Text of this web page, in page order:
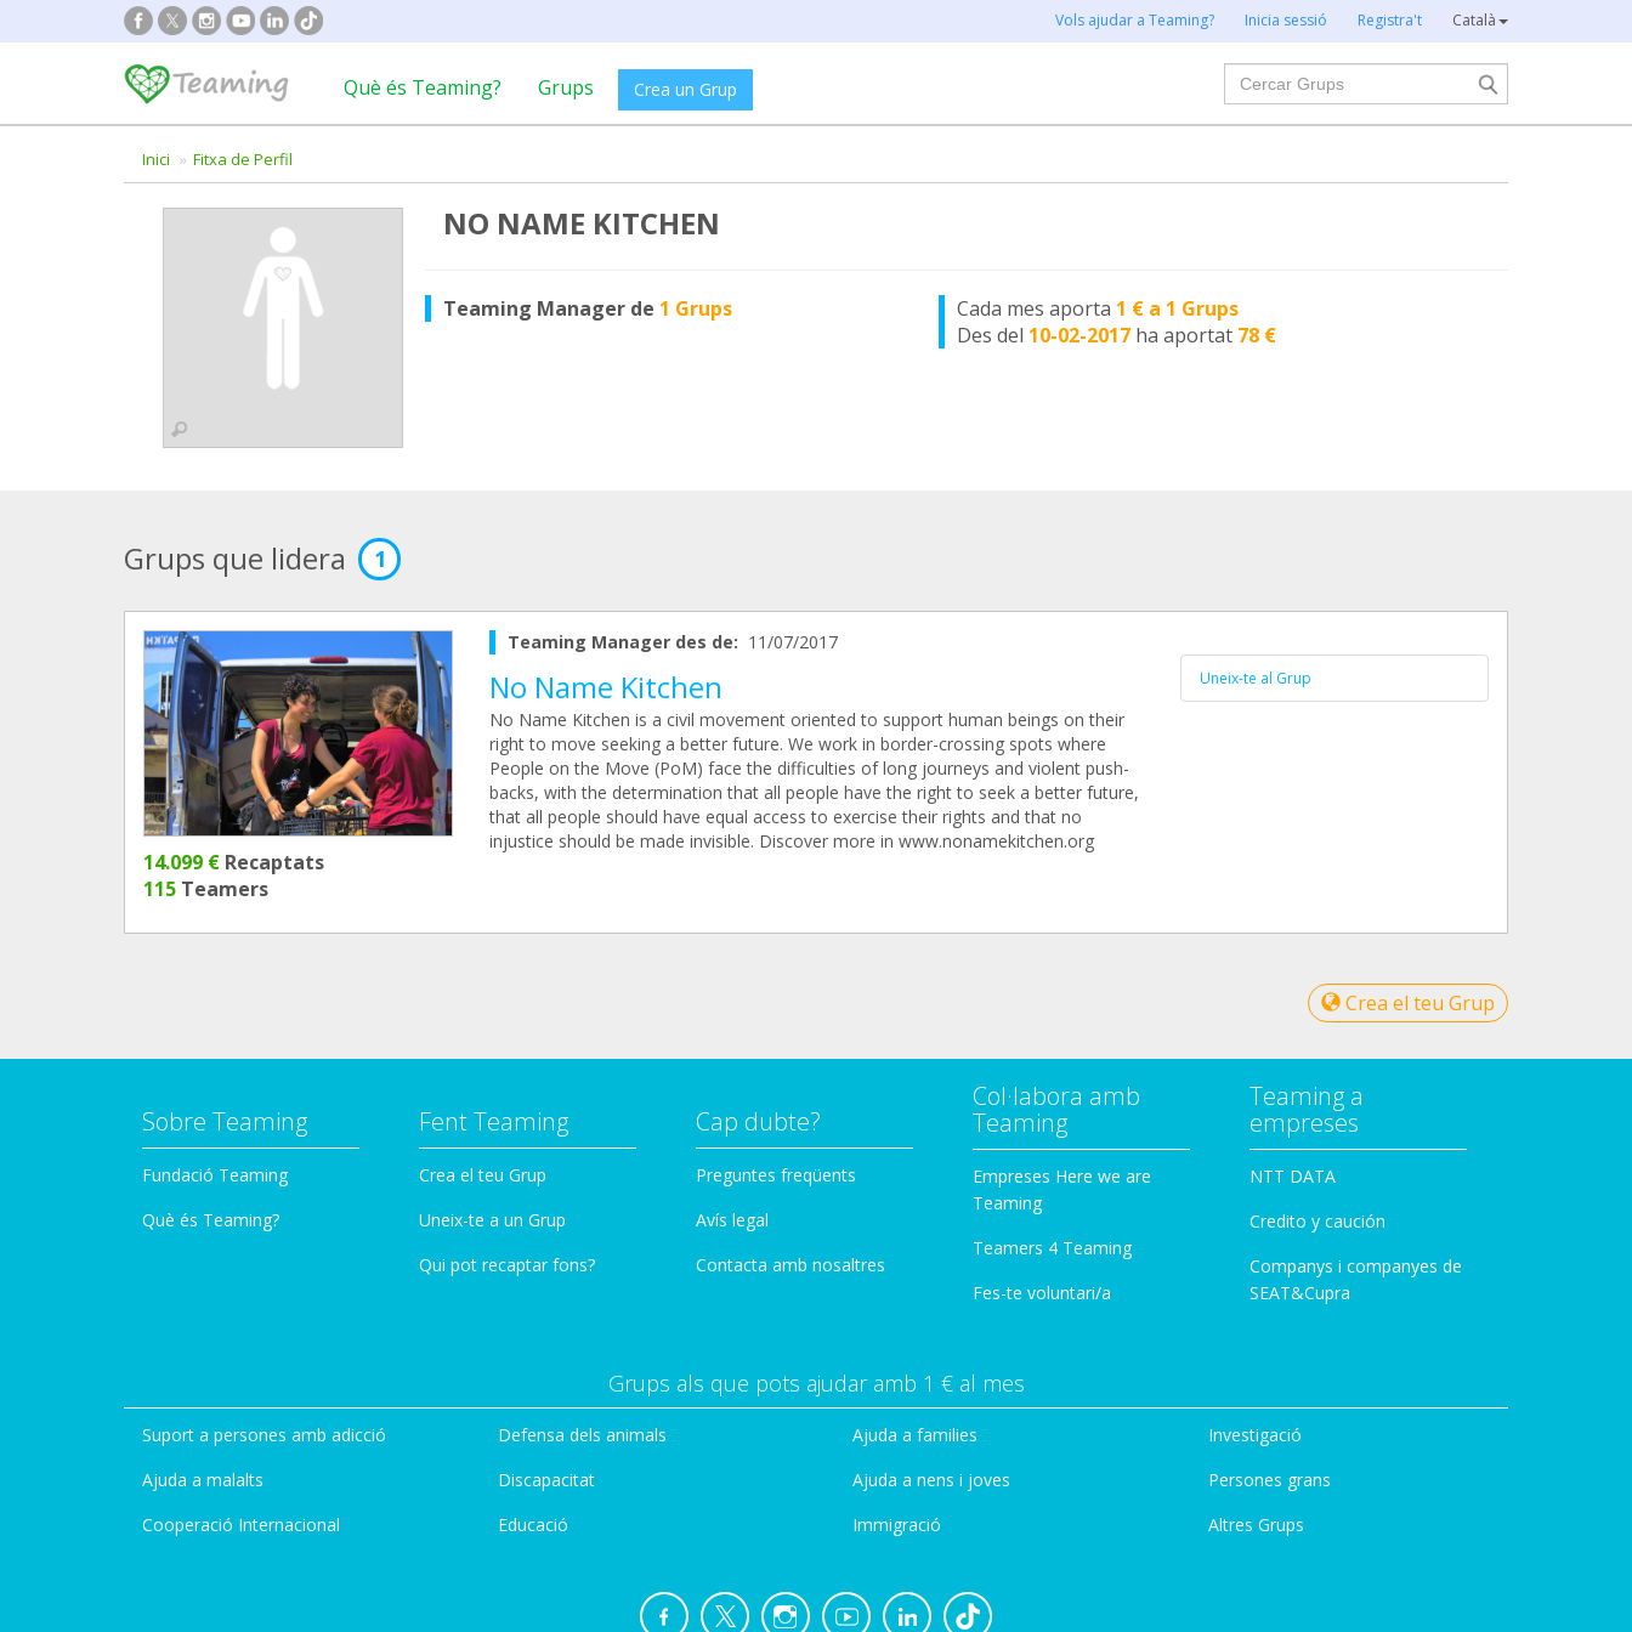
Vols ajudar a Teaming? Inicia sessió Registra't Català
Què és Teaming? Grups Crea un Grup
Cercar
Inici Fitxa de Perfil
NO NAME KITCHEN
Teaming Manager de 1 Grups Cada mes aporta 1 € a 1 Grups
Des del 10-02-2017 ha aportat 78 €
Grups que lidera 1
14.099 € Recaptats
115 Teamers
Teaming Manager des de: 11/07/2017
No Name Kitchen
No Name Kitchen is a civil movement oriented to support human beings on their
right to move seeking a better future. We work in border-crossing spots where
People on the Move (PoM) face the difficulties of long journeys and violent push-
backs, with the determination that all people have the right to seek a better future,
that all people should have equal access to exercise their rights and that no
injustice should be made invisible. Discover more in www.nonamekitchen.org
Uneix-te al Grup
Crea el teu Grup
Sobre Teaming
Fundació Teaming
Què és Teaming?
Fent Teaming
Crea el teu Grup
Uneix-te a un Grup
Qui pot recaptar fons?
Cap dubte?
Preguntes freqüents
Avís legal
Contacta amb nosaltres
Col·labora amb
Teaming
Empreses Here we are
Teaming
Teamers 4 Teaming
Fes-te voluntari/a
Teaming a
empreses
NTT DATA
Credito y caución
Companys i companyes de
SEAT&Cupra
Grups als que pots ajudar amb 1 € al mes
Suport a persones amb adicció
Ajuda a malalts
Cooperació Internacional
Defensa dels animals
Discapacitat
Educació
Ajuda a families
Ajuda a nens i joves
Immigració
Investigació
Persones grans
Altres Grups